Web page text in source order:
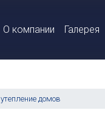
О компании Галерея
утепление домов